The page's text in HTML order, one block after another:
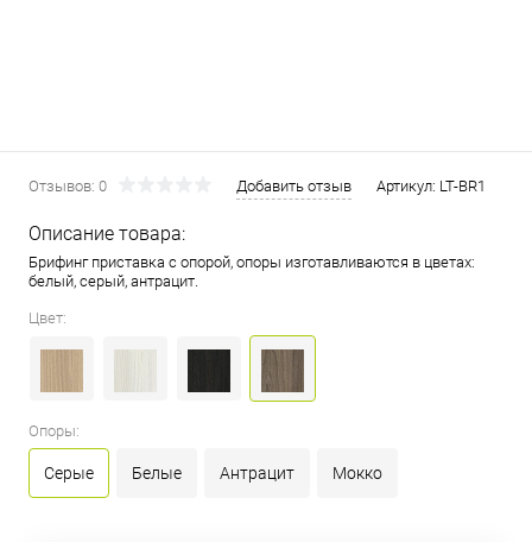
Отзывов: 0 Добавить отзыв Артикул: LT-BR1
Описание товара:
Брифинг приставка с опорой, опоры изготавливаются в цветах:
белый, серый, антрацит.
Цвет:
Опоры:
Серые Белые Антрацит Мокко